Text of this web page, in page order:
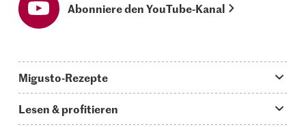
Abonniere den YouTube-Kanal
Migusto-Rezepte
Lesen & profitieren